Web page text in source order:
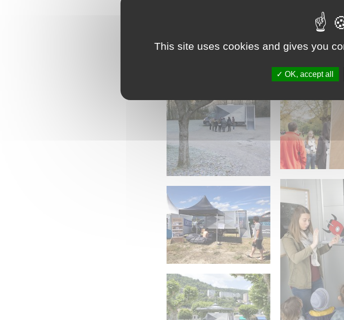
This site uses cookies and gives you
OK, accept all